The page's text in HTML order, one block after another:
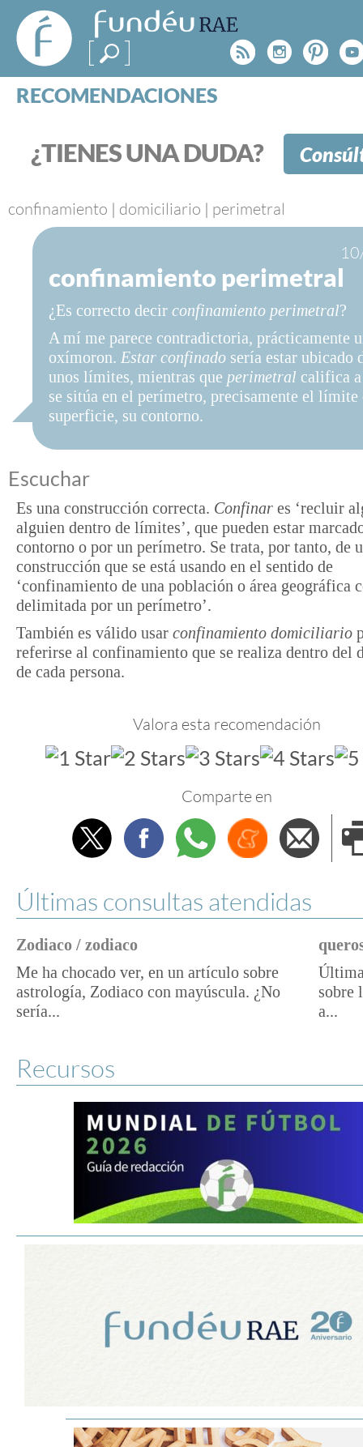
FundéuRAE
- Fundación
del Español
Urgente
Rss
RECOMENDACIONES
CATEGORÍAS
ESPECIALES
BLOG
NOTICIAS
SOBRE LA FUNDÉURAE
FundéuRAE es una fundación patrocinada por la
y la Real Academia Española, cuyo objetivo es
el buen uso del español en los medios de
Internet.
¿TIENES UNA DUDA?
confinamiento | domiciliario | perimetral
confinamiento perimetral
¿Es correcto decir confinamiento perimetral?
A mí me parece contradictoria, prácticamente
oxímoron. Estar confinado sería estar ubicado
unos límites, mientras que perimetral califica
se sitúa en el perímetro, precisamente el límite
superficie, su contorno.
Escuchar
Es una construcción correcta. Confinar es ‘recluir
alguien dentro de límites’, que pueden estar
contorno o por un perímetro. Se trata, por tanto, de
construcción que se está usando en el sentido de
‘confinamiento de una población o área geográfica
delimitada por un perímetro’.
También es válido usar confinamiento domiciliario
referirse al confinamiento que se realiza dentro del
de cada persona.
Valora esta recomendación
Comparte en
TwitterFacebookWhatsappMenéame
Últimas consultas atendidas
Zodiaco / zodiaco
Me ha chocado ver, en un artículo sobre
astrología, Zodiaco con mayúscula. ¿No
sería...
sobre
a...
Recursos